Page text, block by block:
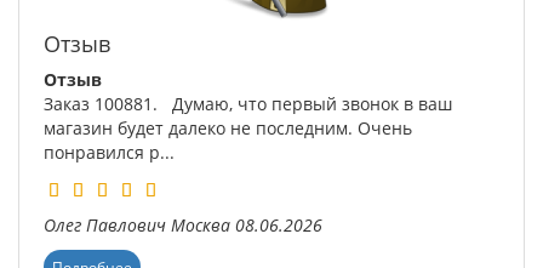
Отзыв
Отзыв
Заказ 100881. Думаю, что первый звонок в ваш
магазин будет далеко не последним. Очень
понравился р...
Олег Павлович Москва 08.06.2026